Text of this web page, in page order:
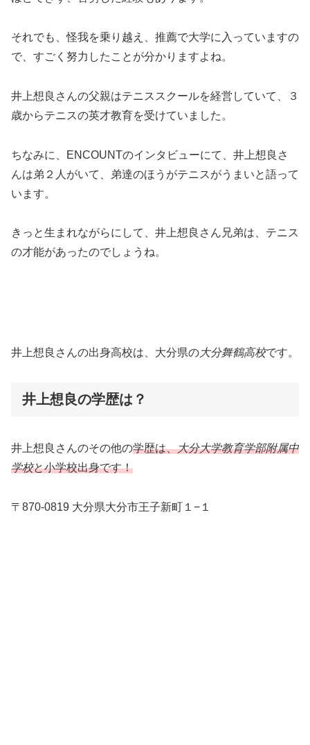
それでも、怪我を乗り越え、推薦で大学に入っていますの
で、すごく努力したことが分かりますよね。
井上想良さんの父親はテニススクールを経営していて、３
歳からテニスの英才教育を受けていました。
ちなみに、ENCOUNTのインタビューにて、井上想良さ
んは弟２人がいて、弟達のほうがテニスがうまいと語って
います。
きっと生まれながらにして、井上想良さん兄弟は、テニス
の才能があったのでしょうね。
井上想良さんの出身高校は、大分県の大分舞鶴高校です。
井上想良の学歴は？
井上想良さんのその他の学歴は、大分大学教育学部附属中
学校と小学校出身です！
〒870-0819 大分県大分市王子新町１−１